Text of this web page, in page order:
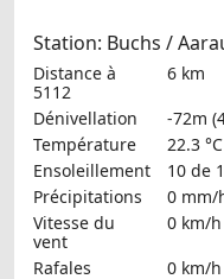
Station: Buchs /
Distance à
5112
6 km
Dénivellation
-72m
Température
22.3 °C
Ensoleillement
10 de
Précipitations
0 mm/
Vitesse du
vent
0 km/h
Rafales
0 km/h